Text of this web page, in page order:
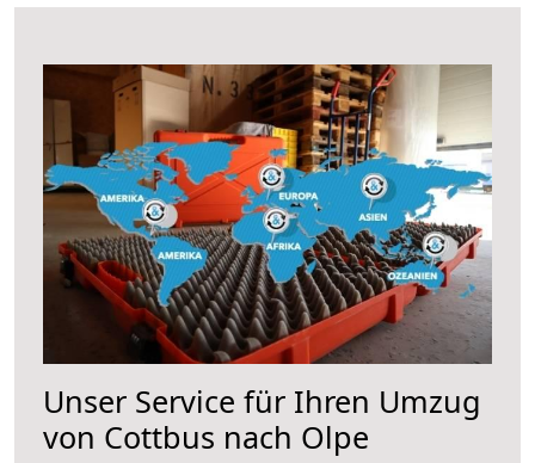
Unser Service für Ihren Umzug
von Cottbus nach Olpe